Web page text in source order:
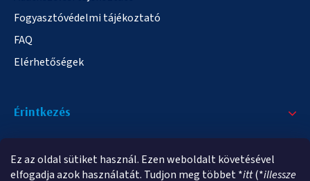
Ez az oldal sütiket használ. Ezen weboldalt követésével
elfogadja azok használatát. Tudjon meg többet *itt(*illessze
Fogyasztóvédelmi tájékoztató
FAQ
Elérhetőségek
Érintkezés
info@elampa.hu